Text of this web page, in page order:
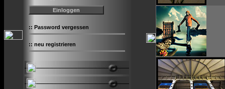
:: Password vergessen
:: neu registrieren